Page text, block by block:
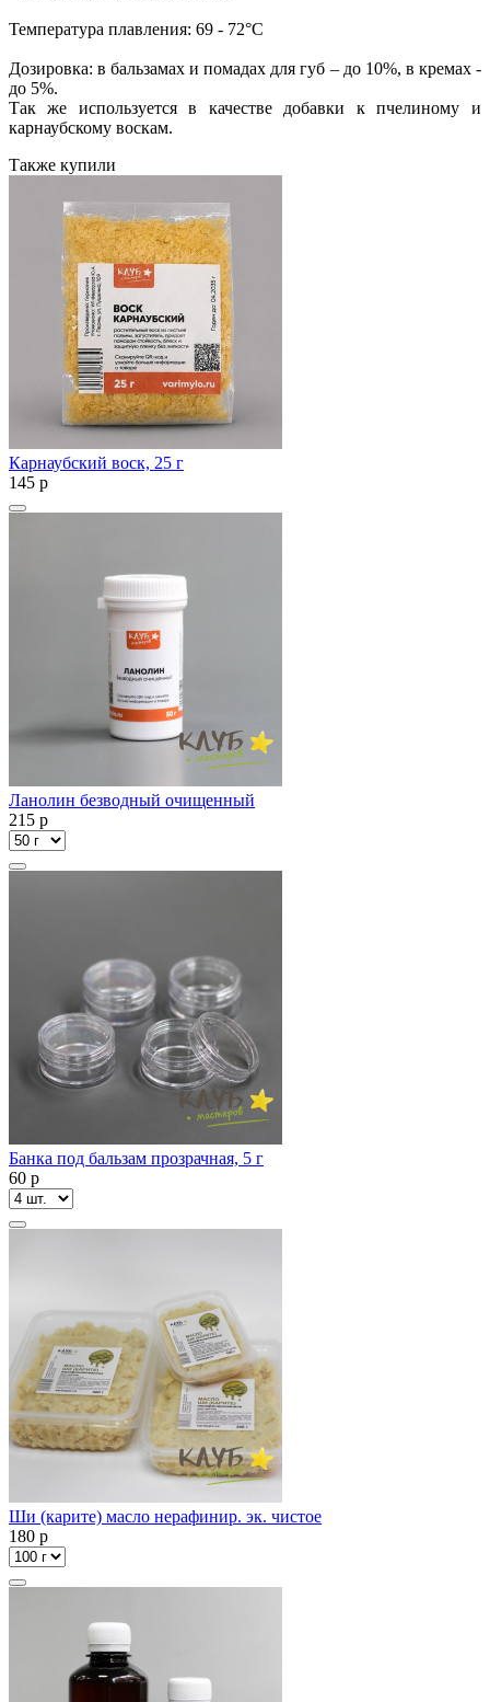
Температура плавления: 69 - 72°C
Дозировка: в бальзамах и помадах для губ – до 10%, в кремах -
до 5%.
Так же используется в качестве добавки к пчелиному и
карнаубскому воскам.
Также купили
Карнаубский воск, 25 г
145 p
Ланолин безводный очищенный
215 p
Банка под бальзам прозрачная, 5 г
60 p
Ши (карите) масло нерафинир. эк. чистое
180 p